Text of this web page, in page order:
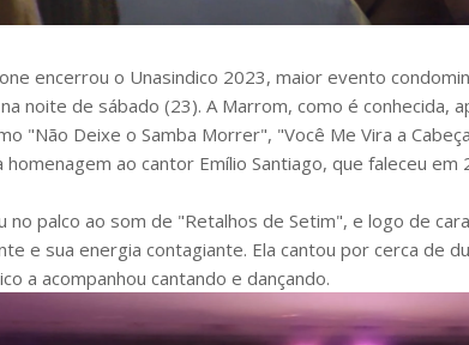
encerrou o Unasindico 2023, maior evento
noite de sábado (23). A Marrom, como é conhecida,
"Não Deixe o Samba Morrer", "Você Me Vira a
homenagem ao cantor Emílio Santiago, que faleceu em
no palco ao som de "Retalhos de Setim", e logo de
e sua energia contagiante. Ela cantou por cerca de
a acompanhou cantando e dançando.